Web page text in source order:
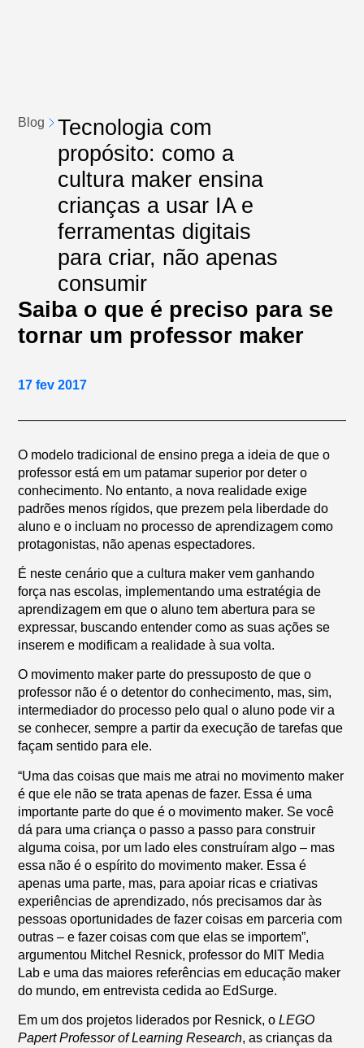
Blog
Tecnologia com
propósito: como a
cultura maker ensina
crianças a usar IA e
ferramentas digitais
para criar, não apenas
consumir
Saiba o que é preciso para se
tornar um professor maker
17 fev 2017
O modelo tradicional de ensino prega a ideia de que o
professor está em um patamar superior por deter o
conhecimento. No entanto, a nova realidade exige
padrões menos rígidos, que prezem pela liberdade do
aluno e o incluam no processo de aprendizagem como
protagonistas, não apenas espectadores.
É neste cenário que a cultura maker vem ganhando
força nas escolas, implementando uma estratégia de
aprendizagem em que o aluno tem abertura para se
expressar, buscando entender como as suas ações se
inserem e modificam a realidade à sua volta.
O movimento maker parte do pressuposto de que o
professor não é o detentor do conhecimento, mas, sim,
intermediador do processo pelo qual o aluno pode vir a
se conhecer, sempre a partir da execução de tarefas que
façam sentido para ele.
“Uma das coisas que mais me atrai no movimento maker
é que ele não se trata apenas de fazer. Essa é uma
importante parte do que é o movimento maker. Se você
dá para uma criança o passo a passo para construir
alguma coisa, por um lado eles construíram algo – mas
essa não é o espírito do movimento maker. Essa é
apenas uma parte, mas, para apoiar ricas e criativas
experiências de aprendizado, nós precisamos dar às
pessoas oportunidades de fazer coisas em parceria com
outras – e fazer coisas com que elas se importem”,
argumentou Mitchel Resnick, professor do MIT Media
Lab e uma das maiores referências em educação maker
do mundo, em entrevista cedida ao EdSurge.
Em um dos projetos liderados por Resnick, oLEGO
Papert Professor of Learning Research, as crianças da